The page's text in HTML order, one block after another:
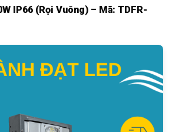
IP66 (Rọi Vuông) – Mã: TDFR-